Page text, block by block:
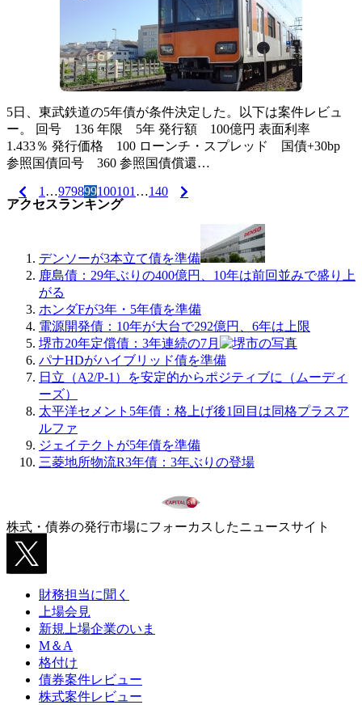
5日、東武鉄道の5年債が条件決定した。以下は案件レビュ
ー。 回号 136 年限 5年 発行額 100億円 表面利率
1.433％ 発行価格 100 ローンチ・スプレッド 国債+30bp
参照国債回号 360 参照国債償還…
1 …979899100101 …140
アクセスランキング
デンソーが3本立て債を準備
鹿島債：29年ぶりの400億円、10年は前回並みで盛り上
がる
ホンダFが3年・5年債を準備
電源開発債：10年が大台で292億円、6年は上限
堺市20年定償債：3年連続の7月
パナHDがハイブリッド債を準備
日立（A2/P-1）を安定的からポジティブに（ムーディ
ーズ）
太平洋セメント5年債：格上げ後1回目は同格プラスア
ルファ
ジェイテクトが5年債を準備
三菱地所物流R3年債：3年ぶりの登場
株式・債券の発行市場にフォーカスしたニュースサイト
財務担当に聞く
上場会見
新規上場企業のいま
M＆A
格付け
債券案件レビュー
株式案件レビュー